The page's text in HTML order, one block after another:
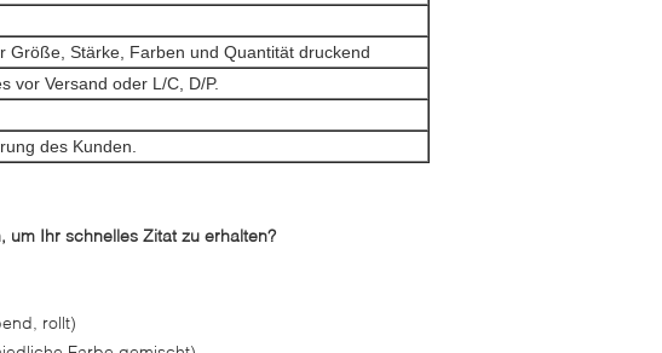
Größe, Stärke, Farben und Quantität druckend
vor Versand oder L/C, D/P.
des Kunden.
um Ihr schnelles Zitat zu erhalten?
rollt)